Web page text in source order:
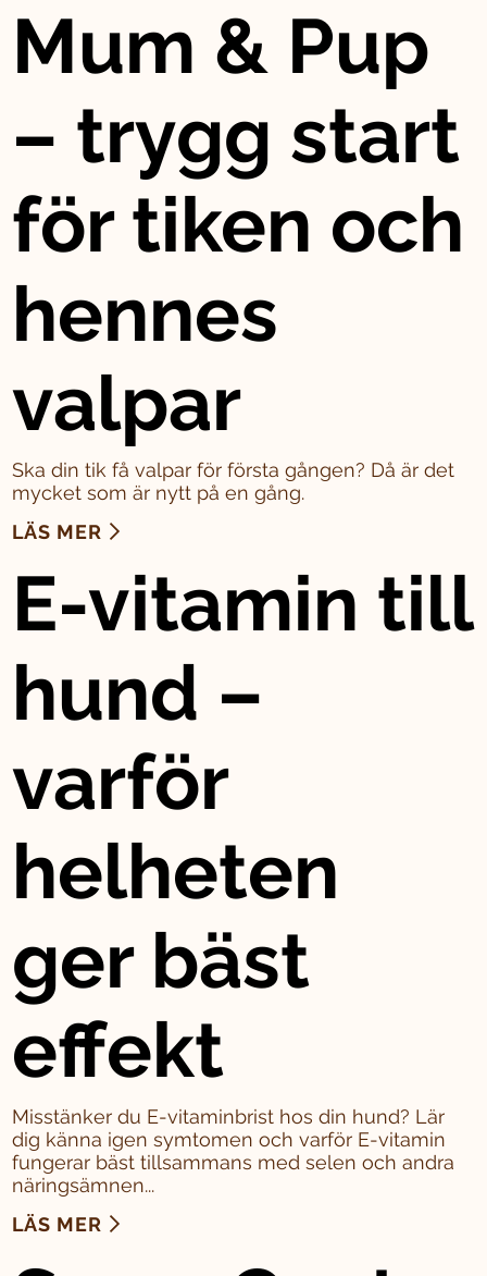
Mum & Pup
– trygg start
för tiken och
hennes
valpar
Ska din tik få valpar för första gången? Då är det
mycket som är nytt på en gång.
LÄS MER
E-vitamin till
hund –
varför
helheten
ger bäst
effekt
Misstänker du E-vitaminbrist hos din hund? Lär
dig känna igen symtomen och varför E-vitamin
fungerar bäst tillsammans med selen och andra
näringsämnen...
LÄS MER